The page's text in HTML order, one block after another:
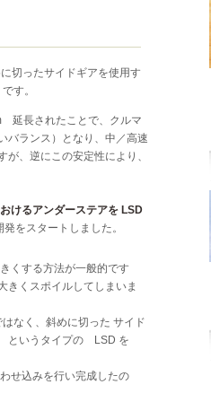
切ったサイドギアを使用す
す。
延長されたことで、クルマ
バランス）となり、中／高速
、逆にこの安定性により、
けるアンダーステアを LSD
をスタートしました。
くする方法が一般的です
きくスポイルしてしまいま
なく、斜めに切った サイド
というタイプの LSD を
せ込みを行い完成したの